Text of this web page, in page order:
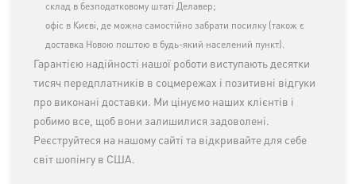
склад в безподатковому штаті Делавер;
офіс в Києві, де можна самостійно забрати посилку (також є
доставка Новою поштою в будь-який населений пункт).
Гарантією надійності нашої роботи виступають десятки
тисяч передплатників в соцмережах і позитивні відгуки
про виконані доставки. Ми цінуємо наших клієнтів і
робимо все, щоб вони залишилися задоволені.
Реєструйтеся на нашому сайті та відкривайте для себе
світ шопінгу в США.